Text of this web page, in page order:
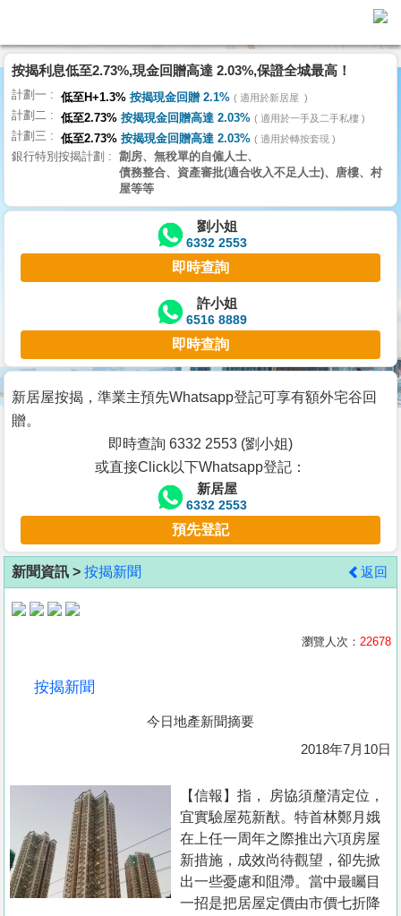
代
理
主
頁
搵
樓/
交
業
主
宅
谷
按
客
地
產
業
手
冊
按揭利息低至2.73%,現金回贈高達 2.03%,保證全城最高！
計劃一 低至H+1.3% 按揭現金回贈 2.1% 適用於新居屋
計劃二 低至2.73% 按揭現金回贈高達 2.03% 適用於一手及二手私樓
計劃三 低至2.73% 按揭現金回贈高達 2.03% 適用於轉按套現
銀行特別按揭計劃
劏房、無稅單的自僱人士、
債務整合、資產審批(適合收入不足人士)、唐樓、村
屋等等
劉小姐
6332 2553
即時查詢
許小姐
6516 8889
即時查詢
新居屋按揭，準業主預先Whatsapp登記可享有額外宅谷回
贈。
即時查詢 6332 2553 (劉小姐)
或直接Click以下Whatsapp登記：
新居屋
6332 2553
預先登記
新聞資訊 > 按揭新聞 返回
瀏覽人次： 22678
按揭新聞
今日地產新聞摘要
2018年7月10日
【信報】指， 房協須釐清定位，
宜實驗屋苑新猷。特首林鄭月娥
在上任一周年之際推出六項房屋
新措施，成效尚待觀望，卻先掀
出一些憂慮和阻滯。當中最矚目
一招是把居屋定價由市價七折降